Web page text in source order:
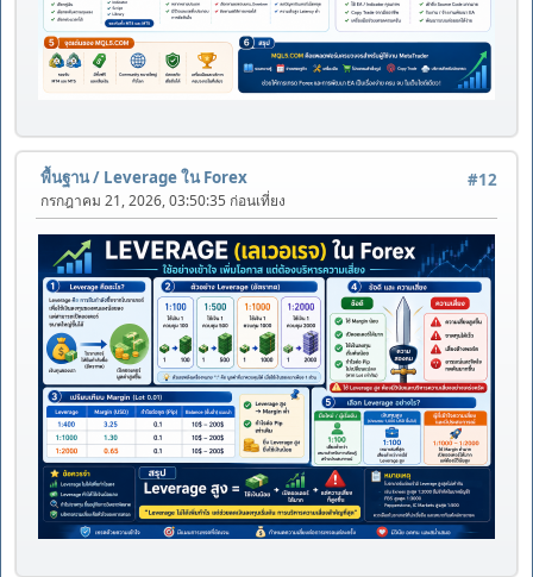
#12
พื้นฐาน/ Leverage ใน Forex
กรกฎาคม 21, 2026, 03:50:35 ก่อนเที่ยง